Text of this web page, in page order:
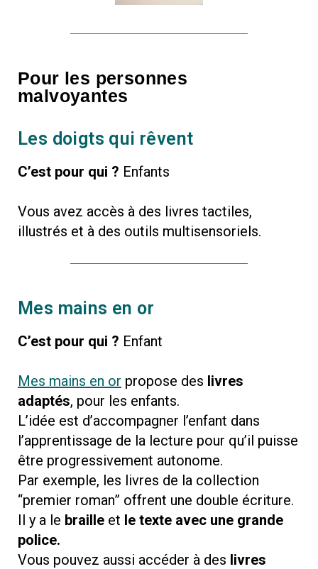
Pour les personnes
malvoyantes
Les doigts qui rêvent
C’est pour qui ? Enfants
Vous avez accès à des livres tactiles,
illustrés et à des outils multisensoriels.
Mes mains en or
C’est pour qui ? Enfant
Mes mains en or propose des livres
adaptés, pour les enfants.
L’idée est d’accompagner l’enfant dans
l’apprentissage de la lecture pour qu’il puisse
être progressivement autonome.
Par exemple, les livres de la collection
“premier roman” offrent une double écriture.
Il y a le braille et le texte avec une grande
police.
Vous pouvez aussi accéder à des livres